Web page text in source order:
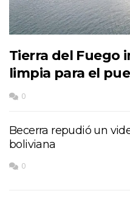
Tierra del Fuego
limpia para el
0
Becerra repudió un
boliviana
0